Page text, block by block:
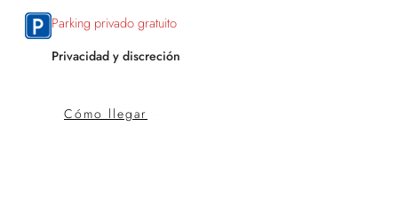
Parking privado gratuito
Privacidad y discreción
Cómo llegar